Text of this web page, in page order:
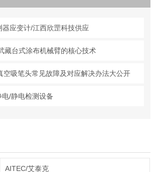
器应变计/江西欣罡科技供应
藏台式涂布机械臂的核心技术
空吸笔头常见故障及对应解决办法大公开
/静电检测设备
AITEC/艾泰克